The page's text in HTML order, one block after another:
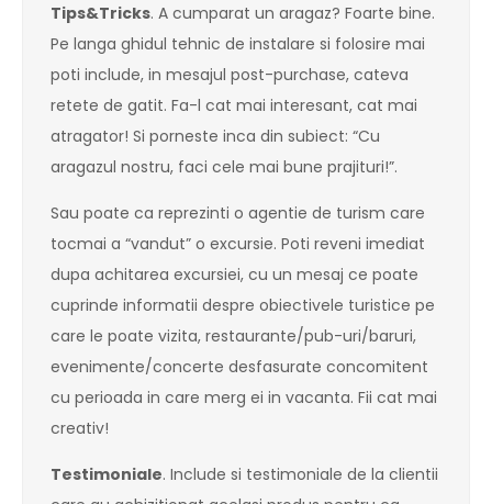
Tips&Tricks. A cumparat un aragaz? Foarte bine.
Pe langa ghidul tehnic de instalare si folosire mai
poti include, in mesajul post-purchase, cateva
retete de gatit. Fa-l cat mai interesant, cat mai
atragator! Si porneste inca din subiect: “Cu
aragazul nostru, faci cele mai bune prajituri!”.
Sau poate ca reprezinti o agentie de turism care
tocmai a “vandut” o excursie. Poti reveni imediat
dupa achitarea excursiei, cu un mesaj ce poate
cuprinde informatii despre obiectivele turistice pe
care le poate vizita, restaurante/pub-uri/baruri,
evenimente/concerte desfasurate concomitent
cu perioada in care merg ei in vacanta. Fii cat mai
creativ!
Testimoniale. Include si testimoniale de la clientii